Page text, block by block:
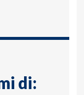
di: